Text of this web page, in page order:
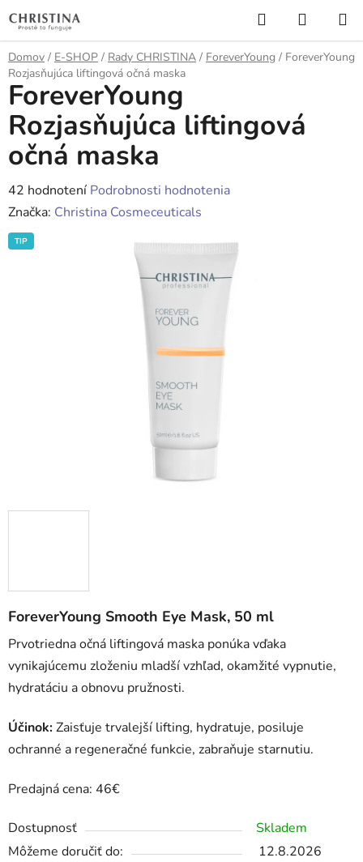
na
obsah
Hľadať
KOŠÍK
Domov / E-SHOP / Rady CHRISTINA / ForeverYoung / ForeverYoung
Rozjasňujúca liftingová očná maska
ForeverYoung Smooth Eye Mask, 50 ml
Prvotriedna očná liftingová maska ponúka vďaka
vynikajúcemu zloženiu mladší vzhľad, okamžité vypnutie,
hydratáciu a obnovu pružnosti.
Účinok:Zaisťuje trvalejší lifting, hydratuje, posiluje
ochranné a regeneračné funkcie, zabraňuje starnutiu.
Predajná cena: 46€
Dostupnosť
Skladem
Môžeme doručiť do:
12.8.2026
ForeverYoung
Rozjasňujúca liftingová
očná maska
Priemerné
hodnotenie
produktu
je
42 hodnotení Podrobnosti hodnotenia
Značka: Christina Cosmeceuticals
TIP